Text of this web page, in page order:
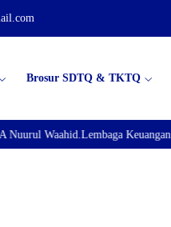
Brosur SDTQ & TKTQ
Waahid.Lembaga Keuangan